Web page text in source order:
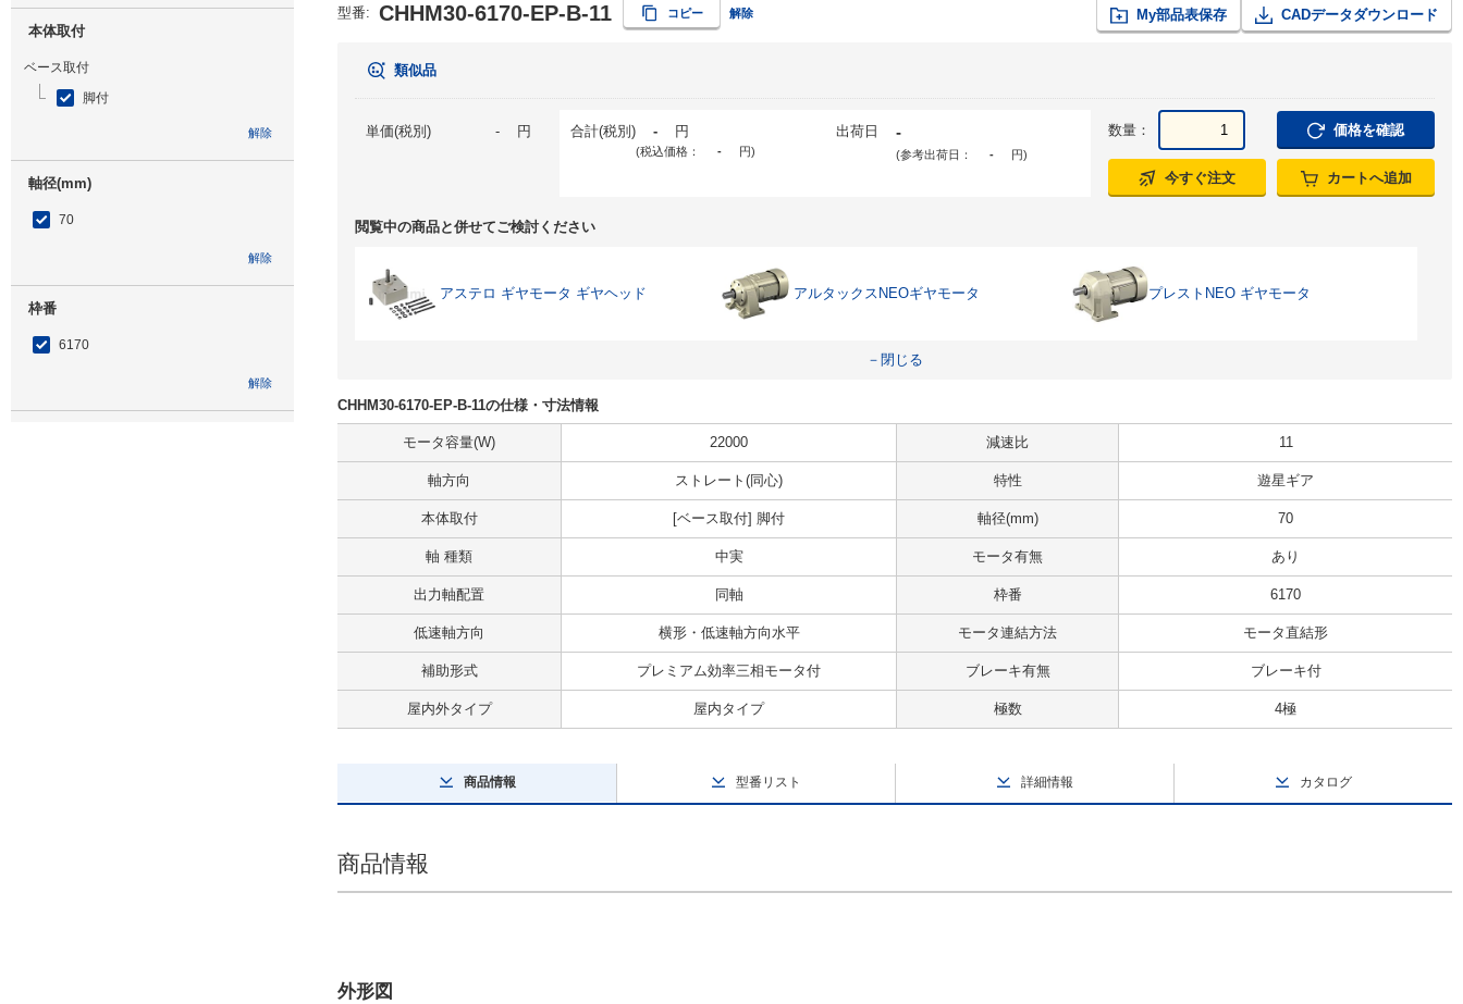
本体取付
ベース取付
脚付
解除
軸径(mm)
70
解除
枠番
6170
解除
型番: CHHM30-6170-EP-B-11 コピー 解除 My部品表保存 CADデータダウンロード
類似品
単価(税別) - 円 合計(税別) - 円
(税込価格： - 円)
出荷日 -
(参考出荷日： - 円)
数量： 価格を確認
今すぐ注文 カートへ追加
閲覧中の商品と併せてご検討ください
アステロ ギヤモータ ギヤヘッド アルタックスNEOギヤモータ プレストNEO ギヤモータ
－閉じる
CHHM30-6170-EP-B-11の仕様・寸法情報
モータ容量(W) 22000 減速比 11
軸方向 ストレート(同心) 特性 遊星ギア
本体取付 [ベース取付] 脚付 軸径(mm) 70
軸 種類 中実 モータ有無 あり
出力軸配置 同軸 枠番 6170
低速軸方向 横形・低速軸方向水平 モータ連結方法 モータ直結形
補助形式 プレミアム効率三相モータ付 ブレーキ有無 ブレーキ付
屋内外タイプ 屋内タイプ 極数 4極
商品情報 型番リスト 詳細情報 カタログ
商品情報
外形図